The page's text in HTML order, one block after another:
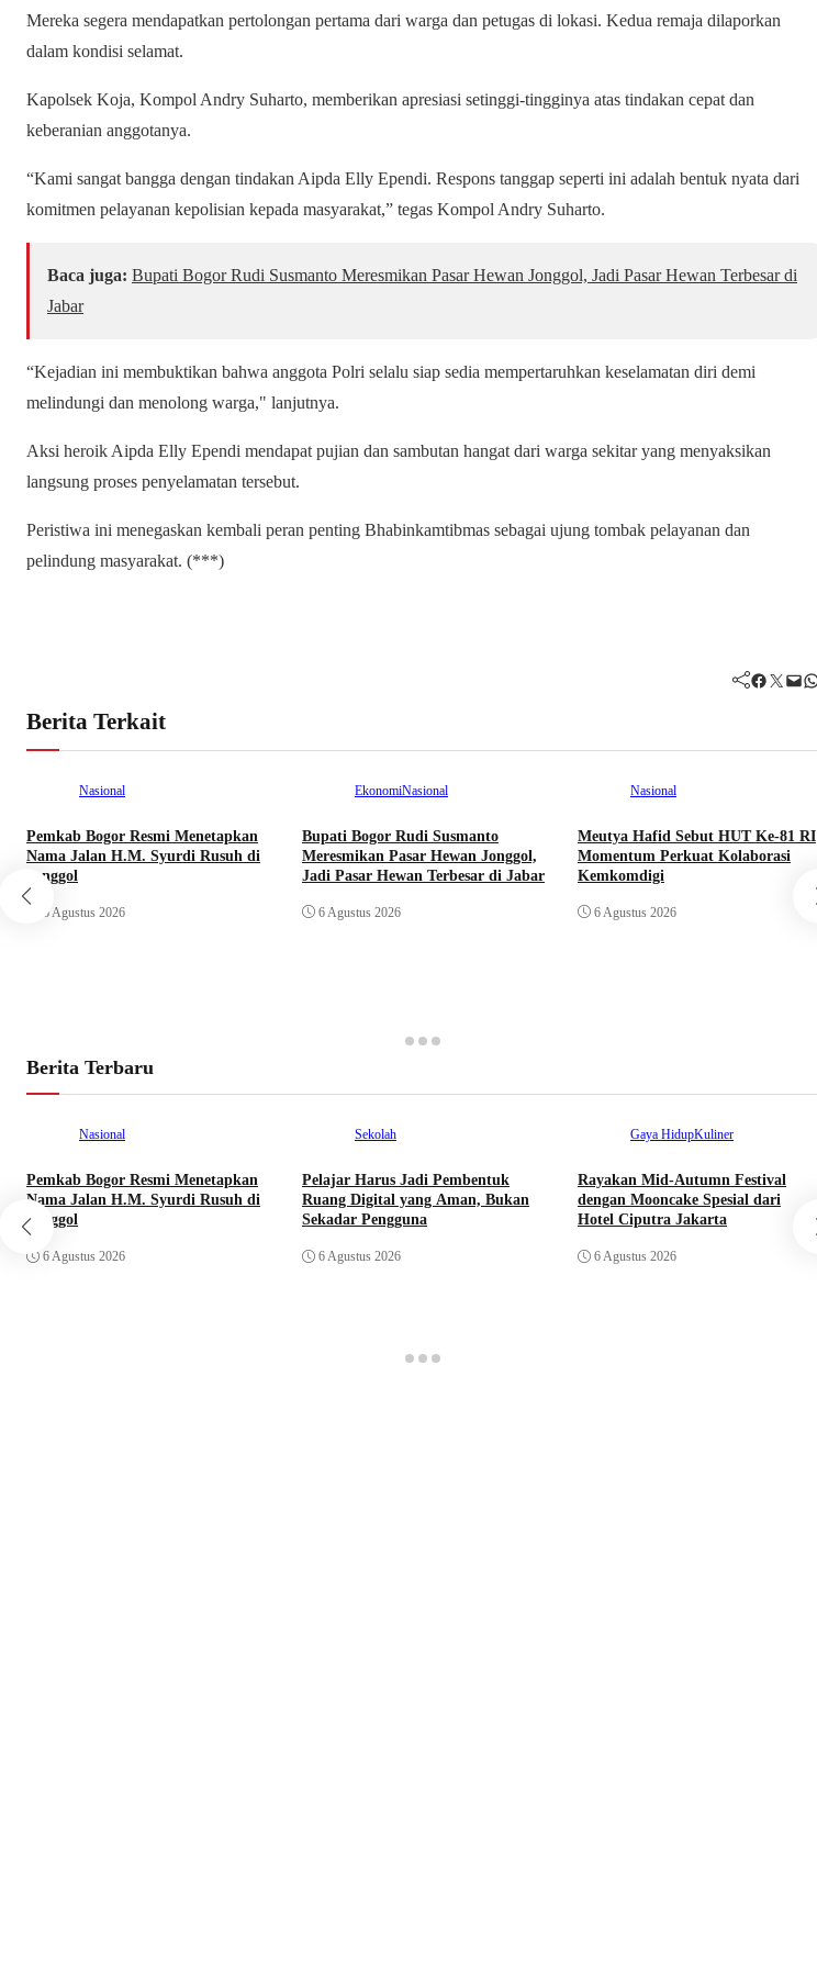
Mereka segera mendapatkan pertolongan pertama dari warga dan petugas di lokasi. Kedua remaja dilaporkan
dalam kondisi selamat.
Kapolsek Koja, Kompol Andry Suharto, memberikan apresiasi setinggi-tingginya atas tindakan cepat dan
keberanian anggotanya.
“Kami sangat bangga dengan tindakan Aipda Elly Ependi. Respons tanggap seperti ini adalah bentuk nyata dari
komitmen pelayanan kepolisian kepada masyarakat,” tegas Kompol Andry Suharto.
Baca juga: Bupati Bogor Rudi Susmanto Meresmikan Pasar Hewan Jonggol, Jadi Pasar Hewan Terbesar di
Jabar
“Kejadian ini membuktikan bahwa anggota Polri selalu siap sedia mempertaruhkan keselamatan diri demi
melindungi dan menolong warga," lanjutnya.
Aksi heroik Aipda Elly Ependi mendapat pujian dan sambutan hangat dari warga sekitar yang menyaksikan
langsung proses penyelamatan tersebut.
Peristiwa ini menegaskan kembali peran penting Bhabinkamtibmas sebagai ujung tombak pelayanan dan
pelindung masyarakat. (***)
Facebook Twitter Mail WhatsApp
Berita Terkait
Nasional
Pemkab Bogor Resmi Menetapkan
Nama Jalan H.M. Syurdi Rusuh di
Jonggol
6 Agustus 2026
EkonomiNasional
Bupati Bogor Rudi Susmanto
Meresmikan Pasar Hewan Jonggol,
Jadi Pasar Hewan Terbesar di Jabar
6 Agustus 2026
Nasional
Meutya Hafid Sebut HUT Ke-81 RI
Momentum Perkuat Kolaborasi
Kemkomdigi
6 Agustus 2026
Berita Terbaru
Nasional
Pemkab Bogor Resmi Menetapkan
Nama Jalan H.M. Syurdi Rusuh di
Jonggol
6 Agustus 2026
Sekolah
Pelajar Harus Jadi Pembentuk
Ruang Digital yang Aman, Bukan
Sekadar Pengguna
6 Agustus 2026
Gaya HidupKuliner
Rayakan Mid-Autumn Festival
dengan Mooncake Spesial dari
Hotel Ciputra Jakarta
6 Agustus 2026